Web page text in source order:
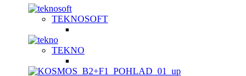
TEKNOSOFT
TEKNO